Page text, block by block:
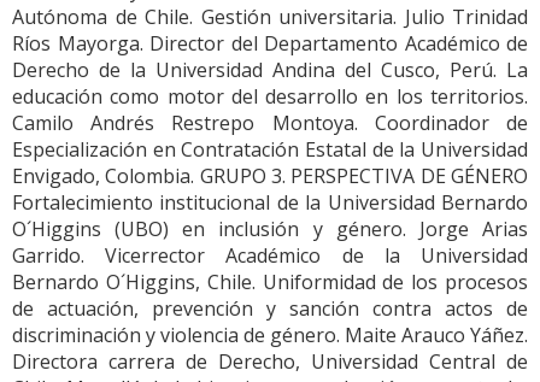
Autónoma de Chile. Gestión universitaria. Julio Trinidad
Ríos Mayorga. Director del Departamento Académico de
Derecho de la Universidad Andina del Cusco, Perú. La
educación como motor del desarrollo en los territorios.
Camilo Andrés Restrepo Montoya. Coordinador de
Especialización en Contratación Estatal de la Universidad
Envigado, Colombia. GRUPO 3. PERSPECTIVA DE GÉNERO
Fortalecimiento institucional de la Universidad Bernardo
O´Higgins (UBO) en inclusión y género. Jorge Arias
Garrido. Vicerrector Académico de la Universidad
Bernardo O´Higgins, Chile. Uniformidad de los procesos
de actuación, prevención y sanción contra actos de
discriminación y violencia de género. Maite Arauco Yáñez.
Directora carrera de Derecho, Universidad Central de